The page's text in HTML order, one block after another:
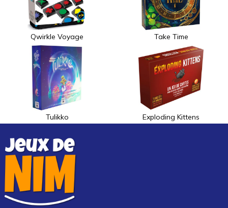
Qwirkle Voyage Take Time
Tulikko Exploding Kittens